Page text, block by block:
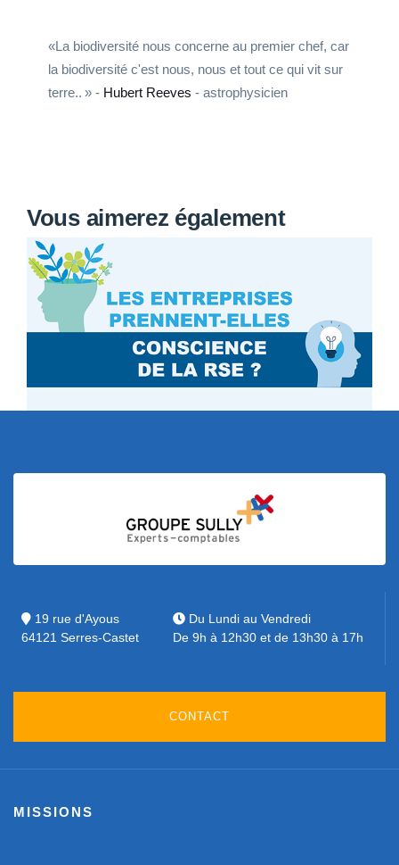
«La biodiversité nous concerne au premier chef, car
la biodiversité c'est nous, nous et tout ce qui vit sur
terre.. » - Hubert Reeves - astrophysicien
Vous aimerez également
19 rue d'Ayous
64121 Serres-Castet
Du Lundi au Vendredi
De 9h à 12h30 et de 13h30 à 17h
CONTACT
MISSIONS